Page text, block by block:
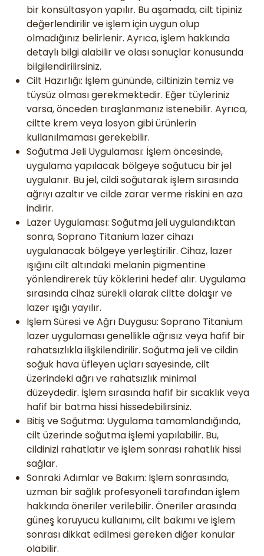
bir konsültasyon yapılır. Bu aşamada, cilt tipiniz
değerlendirilir ve işlem için uygun olup
olmadığınız belirlenir. Ayrıca, işlem hakkında
detaylı bilgi alabilir ve olası sonuçlar konusunda
bilgilendirilirsiniz.
Cilt Hazırlığı: İşlem gününde, ciltinizin temiz ve
tüysüz olması gerekmektedir. Eğer tüyleriniz
varsa, önceden tıraşlanmanız istenebilir. Ayrıca,
ciltte krem veya losyon gibi ürünlerin
kullanılmaması gerekebilir.
Soğutma Jeli Uygulaması: İşlem öncesinde,
uygulama yapılacak bölgeye soğutucu bir jel
uygulanır. Bu jel, cildi soğutarak işlem sırasında
ağrıyı azaltır ve cilde zarar verme riskini en aza
indirir.
Lazer Uygulaması: Soğutma jeli uygulandıktan
sonra, Soprano Titanium lazer cihazı
uygulanacak bölgeye yerleştirilir. Cihaz, lazer
ışığını cilt altındaki melanin pigmentine
yönlendirerek tüy köklerini hedef alır. Uygulama
sırasında cihaz sürekli olarak ciltte dolaşır ve
lazer ışığı yayılır.
İşlem Süresi ve Ağrı Duygusu: Soprano Titanium
lazer uygulaması genellikle ağrısız veya hafif bir
rahatsızlıkla ilişkilendirilir. Soğutma jeli ve cildin
soğuk hava üfleyen uçları sayesinde, cilt
üzerindeki ağrı ve rahatsızlık minimal
düzeydedir. İşlem sırasında hafif bir sıcaklık veya
hafif bir batma hissi hissedebilirsiniz.
Bitiş ve Soğutma: Uygulama tamamlandığında,
cilt üzerinde soğutma işlemi yapılabilir. Bu,
cildinizi rahatlatır ve işlem sonrası rahatlık hissi
sağlar.
Sonraki Adımlar ve Bakım: İşlem sonrasında,
uzman bir sağlık profesyoneli tarafından işlem
hakkında öneriler verilebilir. Öneriler arasında
güneş koruyucu kullanımı, cilt bakımı ve işlem
sonrası dikkat edilmesi gereken diğer konular
olabilir.